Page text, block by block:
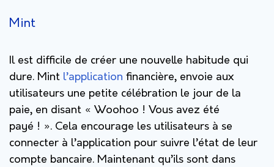
Mint
Il est difficile de créer une nouvelle habitude qui
dure. Mint l’application financière, envoie aux
utilisateurs une petite célébration le jour de la
paie, en disant « Woohoo ! Vous avez été
payé ! ». Cela encourage les utilisateurs à se
connecter à l’application pour suivre l’état de leur
compte bancaire. Maintenant qu’ils sont dans